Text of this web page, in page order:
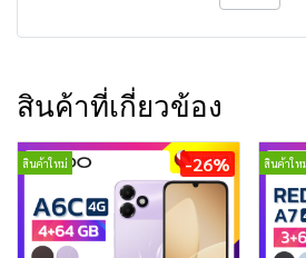
สินค้าที่เกี่ยวข้อง
สินค้าใหม่ -26% สินค้าให